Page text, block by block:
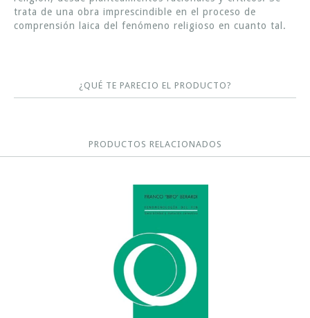
trata de una obra imprescindible en el proceso de
comprensión laica del fenómeno religioso en cuanto tal.
¿QUÉ TE PARECIO EL PRODUCTO?
PRODUCTOS RELACIONADOS